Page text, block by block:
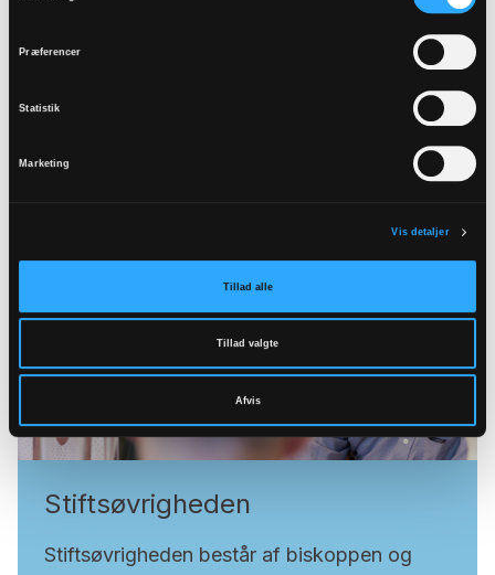
Præferencer
Statistik
Marketing
Vis detaljer
Tillad alle
Tillad valgte
Afvis
Stiftsrådet i Viborg Stift har nedsat forskellige
forskellige aspekter af det kirkelige liv i stiftet.
Stiftsøvrigheden
Stiftsøvrigheden består af biskoppen og